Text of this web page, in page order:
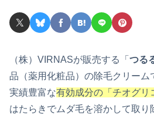
（株）VIRNASが販売する「 つる
品（薬用化粧品）の除毛クリーム
実績豊富な有効成分の「チオグリ
はたらきでムダ毛を溶かして取り